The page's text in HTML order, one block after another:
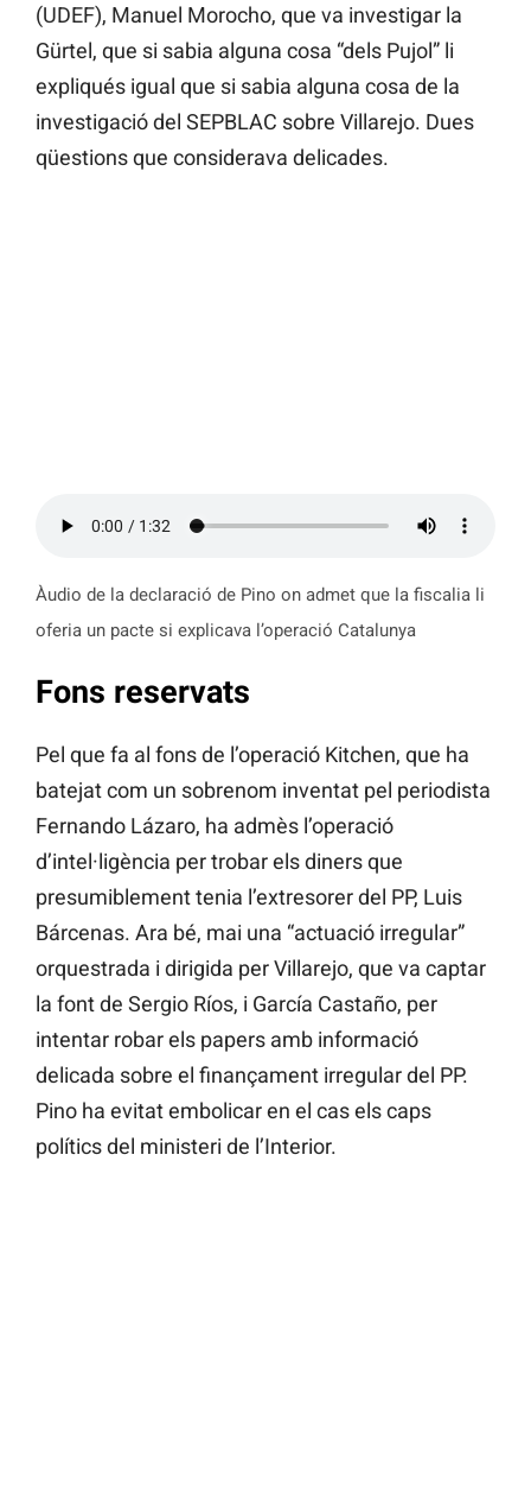
(UDEF), Manuel Morocho, que va investigar la
Gürtel, que si sabia alguna cosa “dels Pujol” li
expliqués igual que si sabia alguna cosa de la
investigació del SEPBLAC sobre Villarejo. Dues
qüestions que considerava delicades.
Àudio de la declaració de Pino on admet que la fiscalia li
oferia un pacte si explicava l’operació Catalunya
Fons reservats
Pel que fa al fons de l’operació Kitchen, que ha
batejat com un sobrenom inventat pel periodista
Fernando Lázaro, ha admès l’operació
d’intel·ligència per trobar els diners que
presumiblement tenia l’extresorer del PP, Luis
Bárcenas. Ara bé, mai una “actuació irregular”
orquestrada i dirigida per Villarejo, que va captar
la font de Sergio Ríos, i García Castaño, per
intentar robar els papers amb informació
delicada sobre el finançament irregular del PP.
Pino ha evitat embolicar en el cas els caps
polítics del ministeri de l’Interior.